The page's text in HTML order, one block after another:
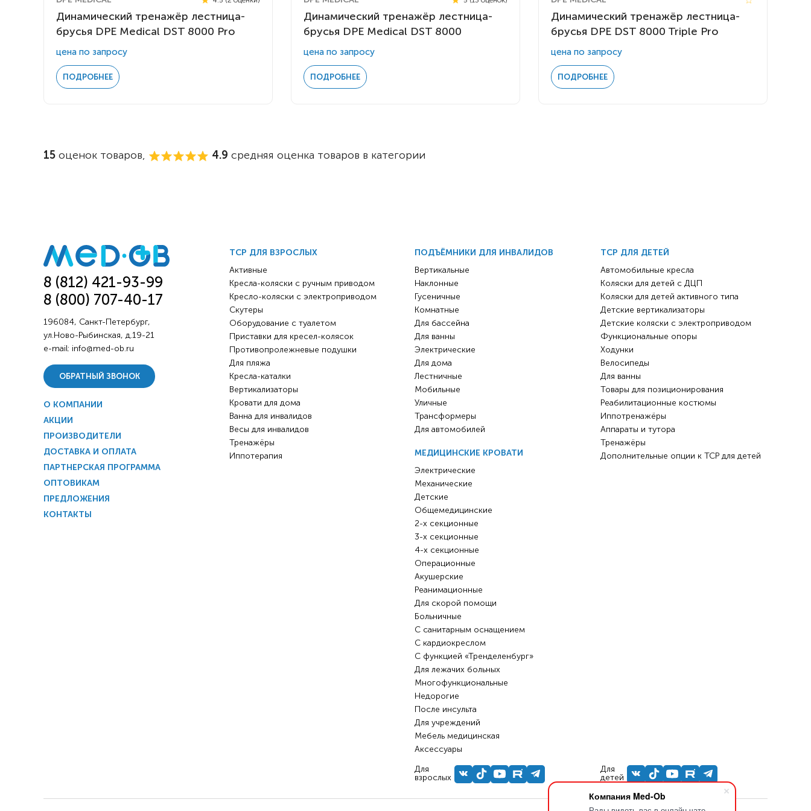
Компания Med-Ob
электроприводом
Скутеры
Оборудование с туалетом
Приставки для кресел-
Для пляжа
Кислородное оборудование
Комнатные
Для бассейна
Для ванны
Электрические
Уличные
Динамический тренажёр лестница-
брусья DPE Medical DST 8000 Pro
цена по запросу
ПОДРОБНЕЕ
Динамический тренажёр лестница-
брусья DPE Medical DST 8000
цена по запросу
ПОДРОБНЕЕ
Динамический тренажёр лестница-
брусья DPE DST 8000 Triple Pro
цена по запросу
ПОДРОБНЕЕ
15 оценок товаров, 4.9 средняя оценка товаров в категории
8 (812) 421-93-99
8 (800) 707-40-17
196084, Санкт-Петербург,
ул.Ново-Рыбинская, д.19-21
e-mail: info@med-ob.ru
ОБРАТНЫЙ ЗВОНОК
О КОМПАНИИ
АКЦИИ
ПРОИЗВОДИТЕЛИ
ДОСТАВКА И ОПЛАТА
ПАРТНЕРСКАЯ ПРОГРАММА
ОПТОВИКАМ
ПРЕДЛОЖЕНИЯ
КОНТАКТЫ
ТСР ДЛЯ ВЗРОСЛЫХ
Активные
Кресла-коляски с ручным приводом
Кресло-коляски с электроприводом
Скутеры
Оборудование с туалетом
Приставки для кресел-колясок
Противопролежневые подушки
Для пляжа
Кресла-каталки
Вертикализаторы
Кровати для дома
Ванна для инвалидов
Весы для инвалидов
Тренажёры
Иппотерапия
ПОДЪЁМНИКИ ДЛЯ ИНВАЛИДОВ
Вертикальные
Наклонные
Гусеничные
Комнатные
Для бассейна
Для ванны
Электрические
Для дома
Лестничные
Мобильные
Уличные
Трансформеры
Для автомобилей
МЕДИЦИНСКИЕ КРОВАТИ
Электрические
Механические
Детские
Общемедицинские
2-х секционные
3-х секционные
4-х секционные
Операционные
Акушерские
Реанимационные
Для скорой помощи
Больничные
С санитарным оснащением
С кардиокреслом
С функцией «Тренделенбург»
Для лежачих больных
Многофункциональные
Недорогие
После инсульта
Для учреждений
Мебель медицинская
Аксессуары
Для
взрослых
ТСР ДЛЯ ДЕТЕЙ
Автомобильные кресла
Коляски для детей с ДЦП
Коляски для детей активного типа
Детские вертикализаторы
Детские коляски с электроприводом
Функциональные опоры
Ходунки
Велосипеды
Для ванны
Товары для позиционирования
Реабилитационные костюмы
Иппотренажёры
Аппараты и тутора
Тренажёры
Дополнительные опции к ТСР для детей
Для
детей